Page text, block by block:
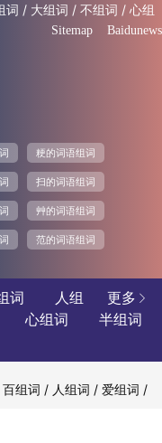
词 / 大组词 / 不组词 / 心组
Sitemap Baidunews
粳的词语组词
扫的词语组词
艸的词语组词
范的词语组词
更多 
词
人组
心组词
半组词
百组词 / 人组词 /爱组词 /